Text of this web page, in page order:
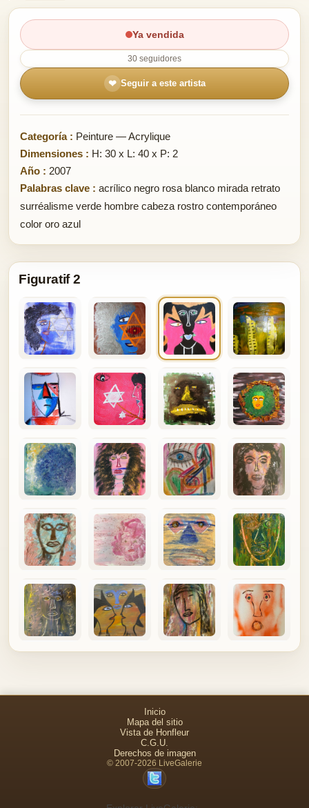
Ya vendida
30 seguidores
❤ Seguir a este artista
Categoría : Peinture — Acrylique
Dimensiones : H: 30 x L: 40 x P: 2
Año : 2007
Palabras clave : acrílico negro rosa blanco mirada retrato
surréalisme verde hombre cabeza rostro contemporáneo
color oro azul
Figuratif 2
Inicio
Mapa del sitio
Vista de Honfleur
C.G.U.
Derechos de imagen
© 2007-2026 LiveGalerie